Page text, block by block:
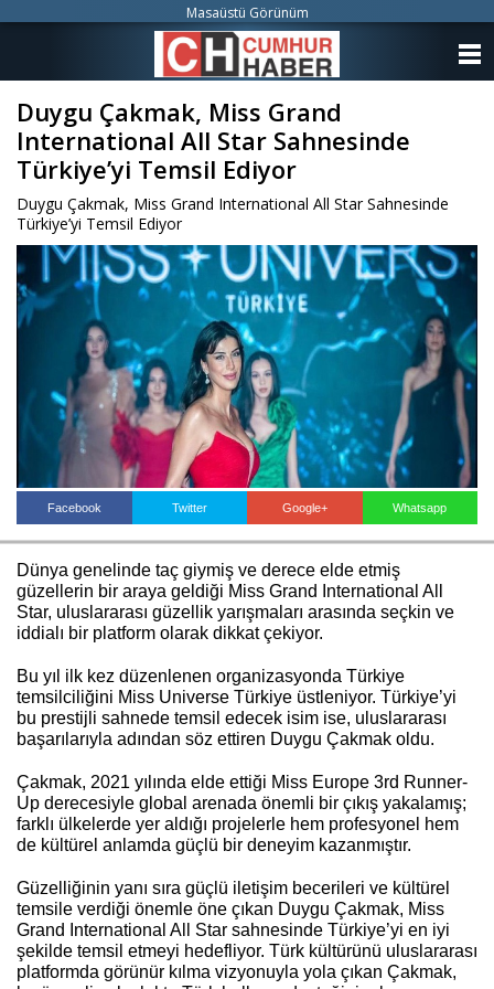
Duygu Çakmak, Miss Grand
International All Star Sahnesinde
Türkiye’yi Temsil Ediyor
Duygu Çakmak, Miss Grand International All Star Sahnesinde
Türkiye’yi Temsil Ediyor
Facebook Twitter Google+ Whatsapp
Dünya genelinde taç giymiş ve derece elde etmiş
güzellerin bir araya geldiği Miss Grand International All
Star, uluslararası güzellik yarışmaları arasında seçkin ve
iddialı bir platform olarak dikkat çekiyor.
Bu yıl ilk kez düzenlenen organizasyonda Türkiye
temsilciliğini Miss Universe Türkiye üstleniyor. Türkiye’yi
bu prestijli sahnede temsil edecek isim ise, uluslararası
başarılarıyla adından söz ettiren Duygu Çakmak oldu.
Çakmak, 2021 yılında elde ettiği Miss Europe 3rd Runner-
Up derecesiyle global arenada önemli bir çıkış yakalamış;
farklı ülkelerde yer aldığı projelerle hem profesyonel hem
de kültürel anlamda güçlü bir deneyim kazanmıştır.
Güzelliğinin yanı sıra güçlü iletişim becerileri ve kültürel
temsile verdiği önemle öne çıkan Duygu Çakmak, Miss
Grand International All Star sahnesinde Türkiye’yi en iyi
şekilde temsil etmeyi hedefliyor. Türk kültürünü uluslararası
platformda görünür kılma vizyonuyla yola çıkan Çakmak,
Masaüstü Görünüm
KATEGORİLER
ANKETLER
FOTO GALERİ
VİDEO GALERİ
İLETİŞİM
Haberin Doğru Adresi.